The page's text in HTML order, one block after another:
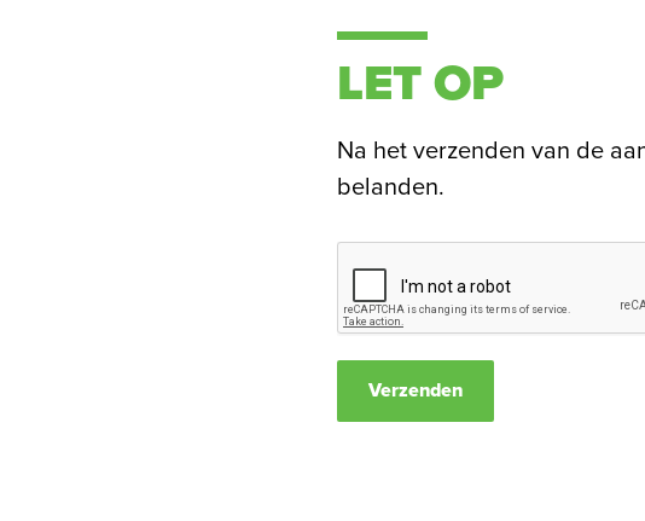
LET OP
Na het verzenden van de
belanden.
Verzenden